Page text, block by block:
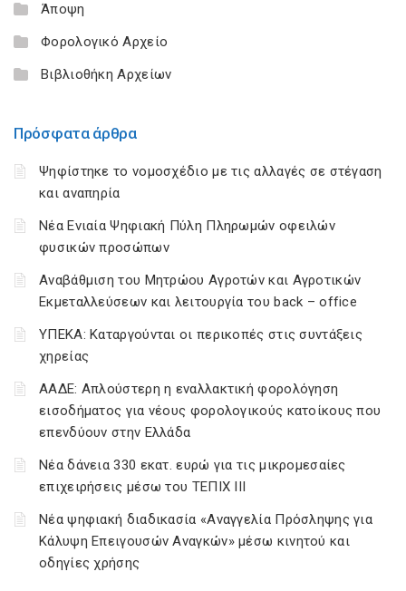
Άποψη
Φορολογικό Αρχείο
Βιβλιοθήκη Αρχείων
Πρόσφατα άρθρα
Ψηφίστηκε το νομοσχέδιο με τις αλλαγές σε στέγαση
και αναπηρία
Νέα Ενιαία Ψηφιακή Πύλη Πληρωμών οφειλών
φυσικών προσώπων
Αναβάθμιση του Μητρώου Αγροτών και Αγροτικών
Εκμεταλλεύσεων και λειτουργία του back – office
ΥΠΕΚΑ: Καταργούνται οι περικοπές στις συντάξεις
χηρείας
ΑΑΔΕ: Απλούστερη η εναλλακτική φορολόγηση
εισοδήματος για νέους φορολογικούς κατοίκους που
επενδύουν στην Ελλάδα
Νέα δάνεια 330 εκατ. ευρώ για τις μικρομεσαίες
επιχειρήσεις μέσω του ΤΕΠΙΧ ΙΙΙ
Νέα ψηφιακή διαδικασία «Αναγγελία Πρόσληψης για
Κάλυψη Επειγουσών Αναγκών» μέσω κινητού και
οδηγίες χρήσης